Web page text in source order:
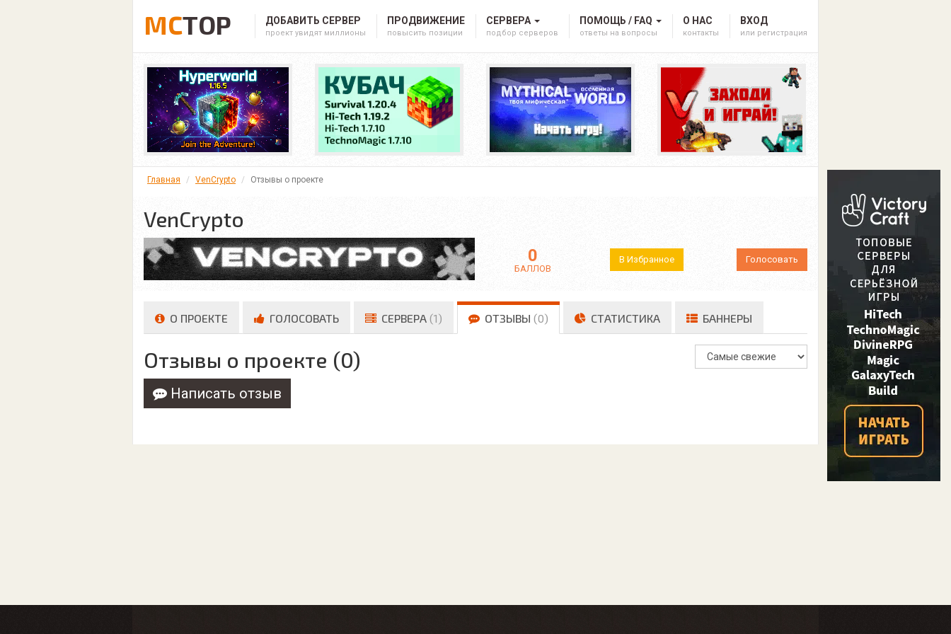
MCTOP ДОБАВИТЬ СЕРВЕР
проект увидят миллионы
ПРОДВИЖЕНИЕ
повысить позиции
СЕРВЕРА
подбор серверов
ПОМОЩЬ / FAQ
ответы на вопросы
О НАС
контакты
ВХОД
или регистрация
Главная VenCrypto Отзывы о проекте
VenCrypto
0
БАЛЛОВ
В Избранное Голосовать
О ПРОЕКТЕ ГОЛОСОВАТЬ СЕРВЕРА (1) ОТЗЫВЫ (0) СТАТИСТИКА БАННЕРЫ
Отзывы о проекте (0)
Написать отзыв